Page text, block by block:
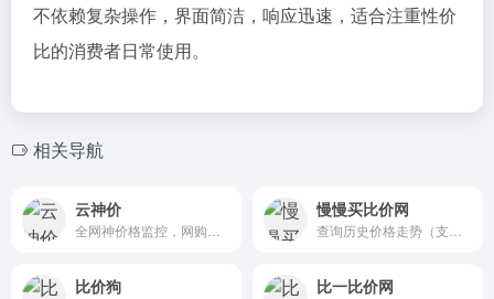
不依赖复杂操作，界面简洁，响应迅速，适合注重性价
比的消费者日常使用。
相关导航
云神价 慢慢买比价网
比价狗 比一比价网